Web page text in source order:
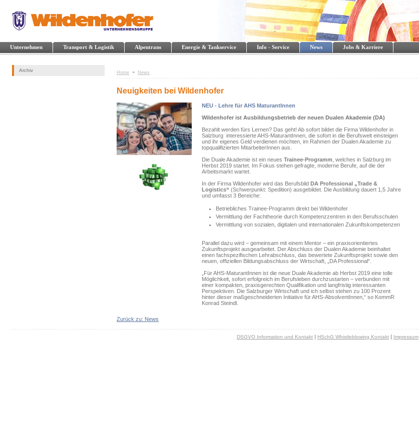
Unternehmen Transport & Logistik Alpentrans Energie & Tankservice Info - Service News Jobs & Karriere
Archiv Home News
Neuigkeiten bei Wildenhofer
NEU - Lehre für AHS MaturantInnen
Wildenhofer ist Ausbildungsbetrieb der neuen Dualen Akademie (DA)
Bezahlt werden fürs Lernen? Das geht! Ab sofort bildet die Firma Wildenhofer in
Salzburg interessierte AHS-MaturantInnen, die sofort in die Berufswelt einsteigen
und ihr eigenes Geld verdienen möchten, im Rahmen der Dualen Akademie zu
topqualifizierten MitarbeiterInnen aus.
Die Duale Akademie ist ein neues Trainee-Programm , welches in Salzburg im
Herbst 2019 startet. Im Fokus stehen gefragte, moderne Berufe, auf die der
Arbeitsmarkt wartet.
In der Firma Wildenhofer wird das Berufsbild DA Professional „Trade &
Logistics“ (Schwerpunkt: Spedition) ausgebildet. Die Ausbildung dauert 1,5 Jahre
und umfasst 3 Bereiche:
Betriebliches Trainee-Programm direkt bei Wildenhofer
Vermittlung der Fachtheorie durch Kompetenzzentren in den Berufsschulen
Vermittlung von sozialen, digitalen und internationalen Zukunftskompetenzen
Parallel dazu wird – gemeinsam mit einem Mentor – ein praxisorientiertes
Zukunftsprojekt ausgearbeitet. Der Abschluss der Dualen Akademie beinhaltet
einen fachspezifischen Lehrabschluss, das bewertete Zukunftsprojekt sowie den
neuen, offiziellen Bildungsabschluss der Wirtschaft, „DA Professional“.
„Für AHS-MaturantInnen ist die neue Duale Akademie ab Herbst 2019 eine tolle
Möglichkeit, sofort erfolgreich im Berufsleben durchzustarten – verbunden mit
einer kompakten, praxisgerechten Qualifikation und langfristig interessanten
Perspektiven. Die Salzburger Wirtschaft und ich selbst stehen zu 100 Prozent
hinter dieser maßgeschneiderten Initiative für AHS-AbsolventInnen,“ so KommR
Konrad Steindl.
Zurück zu: News
DSGVO Information und Kontakt | HSchG Whistleblowing Kontakt | Impressum